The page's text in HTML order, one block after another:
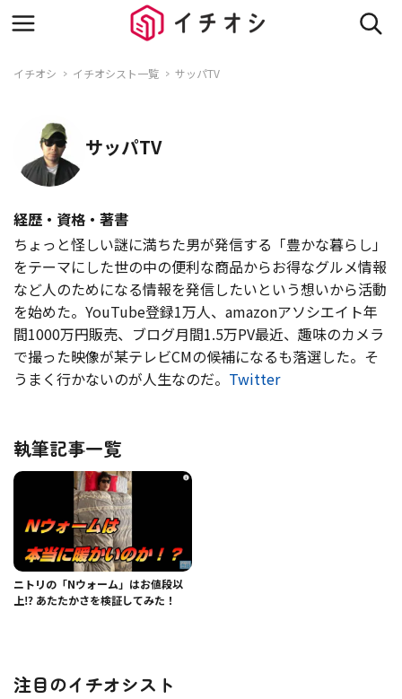
イチオシ イチオシスト一覧 サッパTV
サッパTV
経歴・資格・著書
ちょっと怪しい謎に満ちた男が発信する「豊かな暮らし」
をテーマにした世の中の便利な商品からお得なグルメ情報
など人のためになる情報を発信したいという想いから活動
を始めた。YouTube登録1万人、amazonアソシエイト年
間1000万円販売、ブログ月間1.5万PV最近、趣味のカメラ
で撮った映像が某テレビCMの候補になるも落選した。そ
うまく行かないのが人生なのだ。 Twitter
執筆記事一覧
ニトリの「Nウォーム」はお値段以
上⁉ あたたかさを検証してみた！
注目のイチオシスト